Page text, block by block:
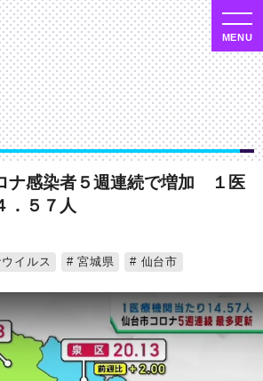
ナ感染者５週連続で増加 １医
．５７人
イルス 宮城県 仙台市